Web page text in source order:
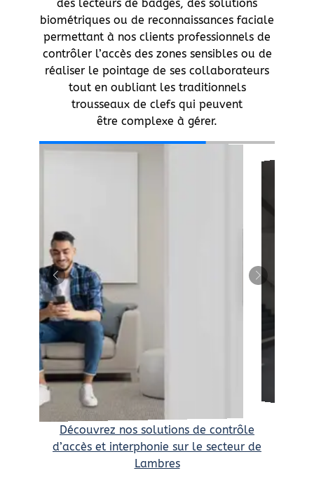
des lecteurs de badges, des solutions
biométriques ou de reconnaissances faciale
permettant à nos clients professionnels de
contrôler l’accès des zones sensibles ou de
réaliser le pointage de ses collaborateurs
tout en oubliant les traditionnels
trousseaux de clefs qui peuvent
être complexe à gérer.
Découvrez nos solutions de contrôle
d’accès et interphonie sur le secteur de
Lambres